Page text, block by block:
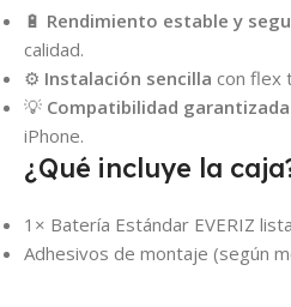
🔋 Rendimiento estable y
calidad.
⚙️ Instalación sencilla con flex
💡 Compatibilidad garantizada
iPhone.
¿Qué incluye la
1× Batería Estándar EVERIZ
Adhesivos de montaje (según